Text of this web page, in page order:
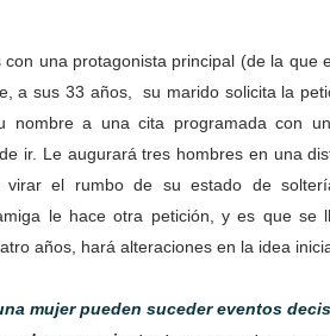
con una protagonista principal (de la
a sus 33 años, su marido solicita la
nombre a una cita programada con
ir. Le augurará tres hombres en una
virar el rumbo de su estado de
le hace otra petición, y es que
años, hará alteraciones en la idea
mujer pueden suceder eventos